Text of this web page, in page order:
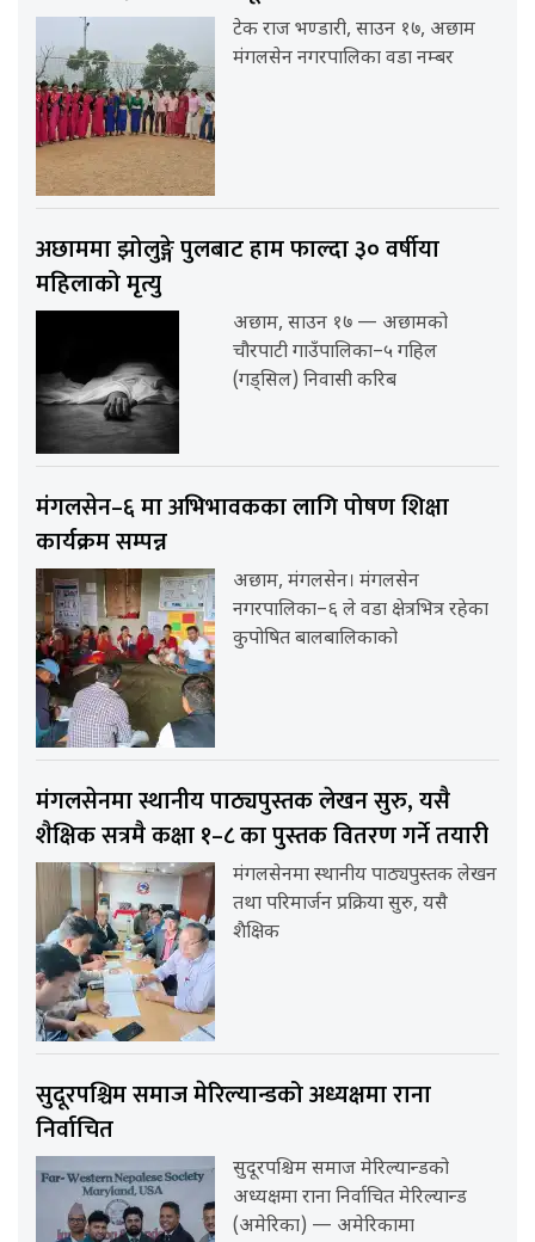
टेक राज भण्डारी, साउन १७, अछाम
मंगलसेन नगरपालिका वडा नम्बर
अछाममा झोलुङ्गे पुलबाट हाम फाल्दा ३० वर्षीया
महिलाको मृत्यु
अछाम, साउन १७ — अछामको
चौरपाटी गाउँपालिका–५ गहिल
(गड्सिल) निवासी करिब
मंगलसेन–६ मा अभिभावकका लागि पोषण शिक्षा
कार्यक्रम सम्पन्न
अछाम, मंगलसेन। मंगलसेन
नगरपालिका–६ ले वडा क्षेत्रभित्र रहेका
कुपोषित बालबालिकाको
मंगलसेनमा स्थानीय पाठ्यपुस्तक लेखन सुरु, यसै
शैक्षिक सत्रमै कक्षा १–८ का पुस्तक वितरण गर्ने तयारी
मंगलसेनमा स्थानीय पाठ्यपुस्तक लेखन
तथा परिमार्जन प्रक्रिया सुरु, यसै
शैक्षिक
सुदूरपश्चिम समाज मेरिल्यान्डको अध्यक्षमा राना
निर्वाचित
सुदूरपश्चिम समाज मेरिल्यान्डको
अध्यक्षमा राना निर्वाचित मेरिल्यान्ड
(अमेरिका) — अमेरिकामा